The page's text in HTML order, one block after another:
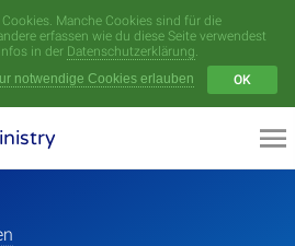
Manche Cookies sind für die
erfassen wie du diese Seite verwendest
in der Datenschutzerklärung.
notwendige Cookies erlauben
OK
Menü
Videoarchiv